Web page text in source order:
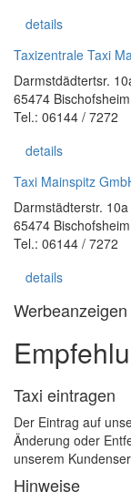
details
Taxizentrale Taxi
Darmstdädtertsr.
65474
Tel.: 06144 / 7272
details
Taxi Mainspitz
Darmstädterstr. 10a
65474
Tel.: 06144 / 7272
details
Werbeanzeigen
Taxi eintragen
Der Eintrag auf
Änderung oder
unserem
Hinweise